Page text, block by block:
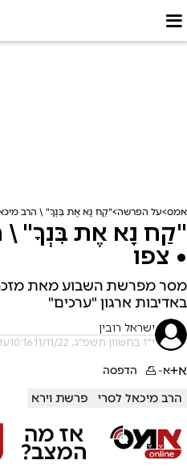
אמס על הפרשה "קַח נָא אֶת בִּנְךָ" \ הרב
"קַח נָא אֶת בִּנְךָ" \
• צפו
מסר מפרשת השבוע מאת מזכה
באדיבות ארגון "ערכים"
ישראל רובין
י"ז בחשוון תשפ"ג, 11/11/22 10:16
א+א- הדפסה
הרב מיכאל לסרי פרשת וירא